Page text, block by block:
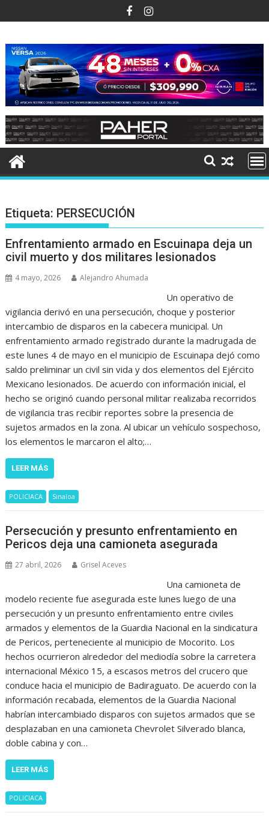
al
Etiqueta: PERSECUCIÓN
Enfrentamiento armado en Escuinapa deja un
civil muerto y dos militares lesionados
4 mayo, 2026 Alejandro Ahumada
Un operativo de
vigilancia derivó en una persecución, choque y posterior
intercambio de disparos en la cabecera municipal. Un
enfrentamiento armado registrado durante la madrugada de
este lunes 4 de mayo en el municipio de Escuinapa dejó como
saldo preliminar un civil sin vida y dos elementos del Ejército
Mexicano lesionados. De acuerdo con información inicial, el
hecho se originó cuando personal militar realizaba recorridos
de vigilancia tras recibir reportes sobre la presencia de
sujetos armados en la zona. Al ubicar un vehículo sospechoso,
los elementos le marcaron el alto;…
LEER MÁS
POLICIACA Sinaloa
Persecución y presunto enfrentamiento en
Pericos deja una camioneta asegurada
27 abril, 2026 Grisel Aceves
Una camioneta de
modelo reciente fue asegurada este lunes luego de una
persecución y un presunto enfrentamiento entre civiles
armados y elementos de la Guardia Nacional en la sindicatura
de Pericos, perteneciente al municipio de Mocorito. Los
hechos ocurrieron alrededor del mediodía sobre la carretera
internacional México 15, a escasos metros del crucero que
conduce hacia el municipio de Badiraguato. De acuerdo con la
información recabada, elementos de la Guardia Nacional
habrían intercambiado disparos con sujetos armados que se
desplazaban en una camioneta Chevrolet Silverado blanca,
doble cabina y con…
LEER MÁS
POLICIACA